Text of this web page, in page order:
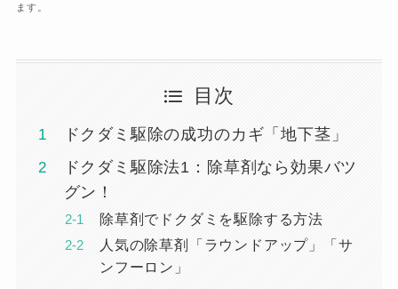
ます。
目次
ドクダミ駆除の成功のカギ「地下茎」
ドクダミ駆除法1：除草剤なら効果バツ
グン！
除草剤でドクダミを駆除する方法
人気の除草剤「ラウンドアップ」「サ
ンフーロン」